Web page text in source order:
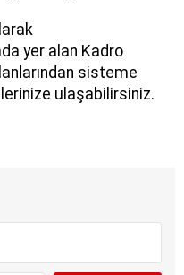
yer alan Kadro
sisteme
ulaşabilirsiniz.